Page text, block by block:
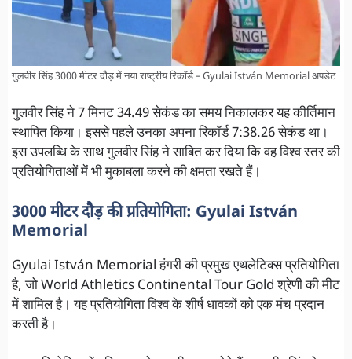
गुलवीर सिंह 3000 मीटर दौड़ में नया राष्ट्रीय रिकॉर्ड – Gyulai István Memorial अपडेट
गुलवीर सिंह ने 7 मिनट 34.49 सेकंड का समय निकालकर यह कीर्तिमान
स्थापित किया। इससे पहले उनका अपना रिकॉर्ड 7:38.26 सेकंड था।
इस उपलब्धि के साथ गुलवीर सिंह ने साबित कर दिया कि वह विश्व स्तर की
प्रतियोगिताओं में भी मुकाबला करने की क्षमता रखते हैं।
3000 मीटर दौड़ की प्रतियोगिता: Gyulai István
Memorial
Gyulai István Memorial हंगरी की प्रमुख एथलेटिक्स प्रतियोगिता
है, जो World Athletics Continental Tour Gold श्रेणी की मीट
में शामिल है। यह प्रतियोगिता विश्व के शीर्ष धावकों को एक मंच प्रदान
करती है।